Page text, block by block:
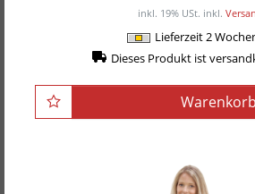
inkl. 19% USt. inkl.
Lieferzeit 2
Dieses Produkt ist
Warenkorb